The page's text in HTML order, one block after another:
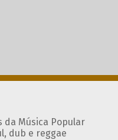
da Música Popular
dub e reggae